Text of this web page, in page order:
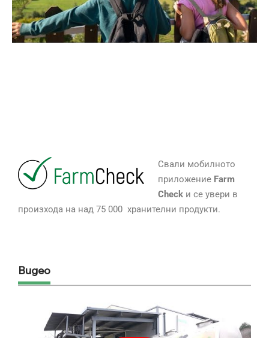
Свали мобилното
приложение Farm
Checkи се увери в
произхода на над 75 000 хранителни продукти.
Видео